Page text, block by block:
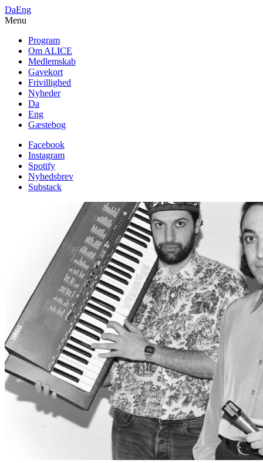
DaEng
Menu
Program
Om ALICE
Medlemskab
Gavekort
Frivillighed
Nyheder
Da
Eng
Gæstebog
Facebook
Instagram
Spotify
Nyhedsbrev
Substack